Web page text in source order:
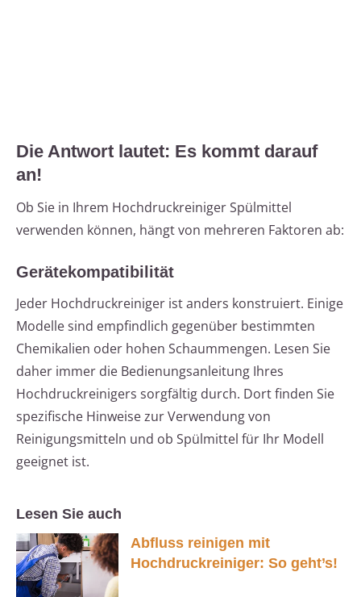
Die Antwort lautet: Es kommt darauf
an!
Ob Sie in Ihrem Hochdruckreiniger Spülmittel
verwenden können, hängt von mehreren Faktoren ab:
Gerätekompatibilität
Jeder Hochdruckreiniger ist anders konstruiert. Einige
Modelle sind empfindlich gegenüber bestimmten
Chemikalien oder hohen Schaummengen. Lesen Sie
daher immer die Bedienungsanleitung Ihres
Hochdruckreinigers sorgfältig durch. Dort finden Sie
spezifische Hinweise zur Verwendung von
Reinigungsmitteln und ob Spülmittel für Ihr Modell
geeignet ist.
Lesen Sie auch
Abfluss reinigen mit
Hochdruckreiniger: So geht’s!